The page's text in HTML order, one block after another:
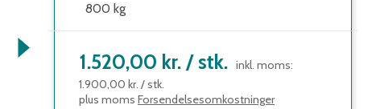
800 kg
1.520,00 kr. / stk. inkl. moms:
1.900,00 kr. /stk.
plus moms Forsendelsesomkostninger